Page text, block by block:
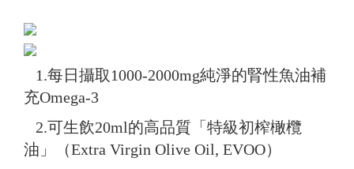
1.每日攝取1000-2000mg純淨的腎性魚油補
充Omega-3
2.可生飲20ml的高品質「特級初榨橄欖
油」（Extra Virgin Olive Oil, EVOO）